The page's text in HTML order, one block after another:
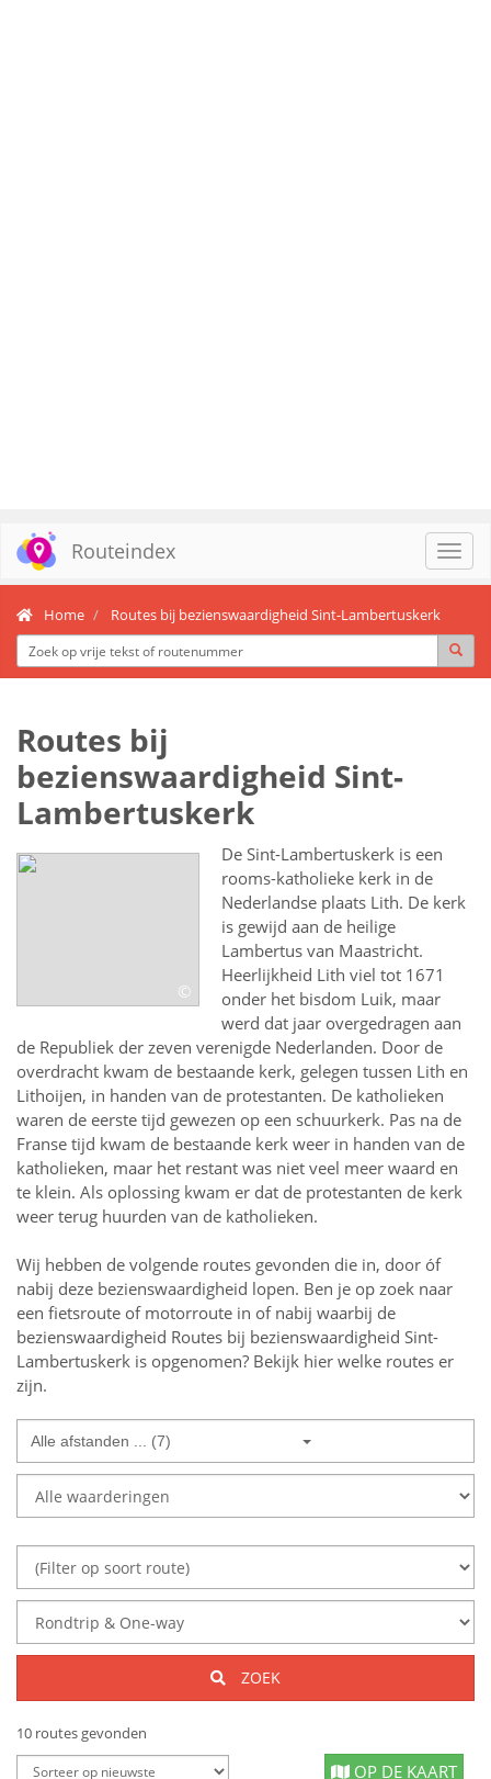
Routeindex
Home Routes bij bezienswaardigheid Sint-Lambertuskerk
Routes bij
bezienswaardigheid Sint-
Lambertuskerk
©
De Sint-Lambertuskerk is een
rooms-katholieke kerk in de
Nederlandse plaats Lith. De kerk
is gewijd aan de heilige
Lambertus van Maastricht.
Heerlijkheid Lith viel tot 1671
onder het bisdom Luik, maar
werd dat jaar overgedragen aan
de Republiek der zeven verenigde Nederlanden. Door de
overdracht kwam de bestaande kerk, gelegen tussen Lith en
Lithoijen, in handen van de protestanten. De katholieken
waren de eerste tijd gewezen op een schuurkerk. Pas na de
Franse tijd kwam de bestaande kerk weer in handen van de
katholieken, maar het restant was niet veel meer waard en
te klein. Als oplossing kwam er dat de protestanten de kerk
weer terug huurden van de katholieken.
Wij hebben de volgende routes gevonden die in, door óf
nabij deze bezienswaardigheid lopen. Ben je op zoek naar
een fietsroute of motorroute in of nabij waarbij de
bezienswaardigheid Routes bij bezienswaardigheid Sint-
Lambertuskerk is opgenomen? Bekijk hier welke routes er
zijn.
Alle afstanden ... (7)
ZOEK
10 routes gevonden
OP DE KAART